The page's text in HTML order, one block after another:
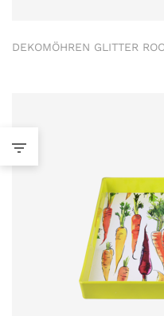
DEKOMÖHREN GLITTER